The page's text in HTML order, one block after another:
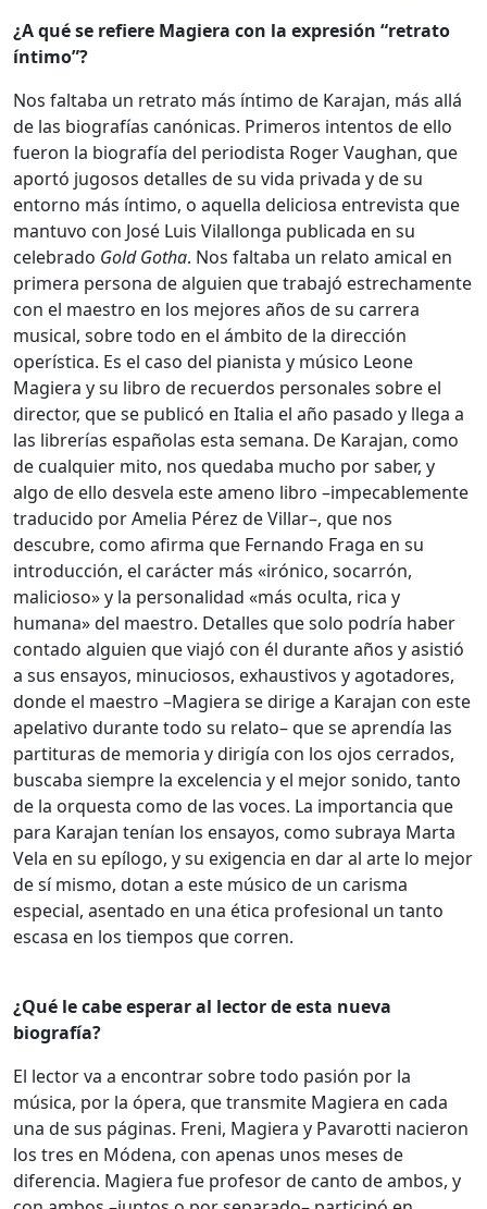
¿A qué se refiere Magiera con la expresión “retrato
íntimo”?
Nos faltaba un retrato más íntimo de Karajan, más allá
de las biografías canónicas. Primeros intentos de ello
fueron la biografía del periodista Roger Vaughan, que
aportó jugosos detalles de su vida privada y de su
entorno más íntimo, o aquella deliciosa entrevista que
mantuvo con José Luis Vilallonga publicada en su
celebrado Gold Gotha. Nos faltaba un relato amical en
primera persona de alguien que trabajó estrechamente
con el maestro en los mejores años de su carrera
musical, sobre todo en el ámbito de la dirección
operística. Es el caso del pianista y músico Leone
Magiera y su libro de recuerdos personales sobre el
director, que se publicó en Italia el año pasado y llega a
las librerías españolas esta semana. De Karajan, como
de cualquier mito, nos quedaba mucho por saber, y
algo de ello desvela este ameno libro –impecablemente
traducido por Amelia Pérez de Villar–, que nos
descubre, como afirma que Fernando Fraga en su
introducción, el carácter más «irónico, socarrón,
malicioso» y la personalidad «más oculta, rica y
humana» del maestro. Detalles que solo podría haber
contado alguien que viajó con él durante años y asistió
a sus ensayos, minuciosos, exhaustivos y agotadores,
donde el maestro –Magiera se dirige a Karajan con este
apelativo durante todo su relato– que se aprendía las
partituras de memoria y dirigía con los ojos cerrados,
buscaba siempre la excelencia y el mejor sonido, tanto
de la orquesta como de las voces. La importancia que
para Karajan tenían los ensayos, como subraya Marta
Vela en su epílogo, y su exigencia en dar al arte lo mejor
de sí mismo, dotan a este músico de un carisma
especial, asentado en una ética profesional un tanto
escasa en los tiempos que corren.
¿Qué le cabe esperar al lector de esta nueva
biografía?
El lector va a encontrar sobre todo pasión por la
música, por la ópera, que transmite Magiera en cada
una de sus páginas. Freni, Magiera y Pavarotti nacieron
los tres en Módena, con apenas unos meses de
diferencia. Magiera fue profesor de canto de ambos, y